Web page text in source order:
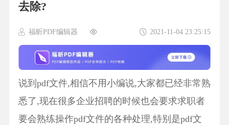
去除?
福昕PDF编辑器 2021-11-04 23:25:15
说到pdf文件,相信不用小编说,大家都已经非常熟
悉了,现在很多企业招聘的时候也会要求求职者
要会熟练操作pdf文件的各种处理,特别是pdf文